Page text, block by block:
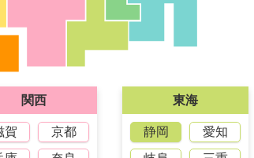
東海
静岡
愛知
関西
賀
京都